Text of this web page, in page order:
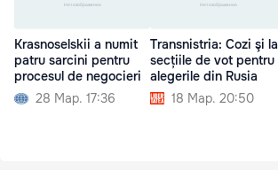
Krasnoselskii a numit
patru sarcini pentru
procesul de negocieri
28 Мар. 17:36
Transnistria: Cozi şi la
secțiile de vot pentru
alegerile din Rusia
18 Мар. 20:50